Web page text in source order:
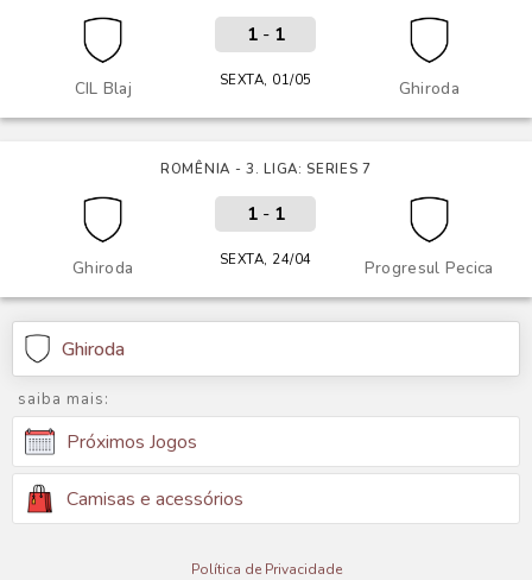
CIL Blaj Ghiroda
1- 1
SEXTA, 01/05
ROMÊNIA - 3. LIGA: SERIES 7
Ghiroda Progresul Pecica
1- 1
SEXTA, 24/04
Ghiroda
saiba mais:
Próximos Jogos
Camisas e acessórios
Política de Privacidade